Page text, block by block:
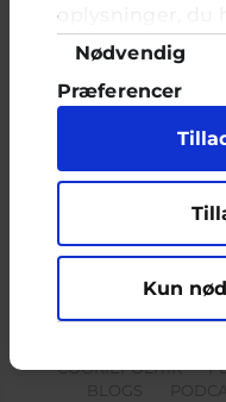
oplysninger, du
de har
tjenester. Du
hvis du
hjemmeside.
Samtykkevalg
Nødvendig
Præferencer
Marketing
Kun
tanker i ung-til-ung eller
kan du være dig selv, og
ikke nødvendigvis
COOKIEPOLITIK
BLOGS